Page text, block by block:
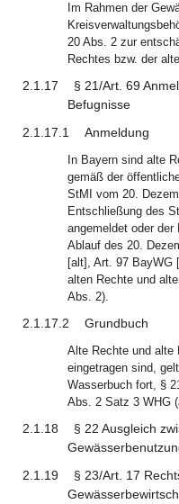
Im Rahmen der
20 Abs. 2 zur
Rechtes bzw. der
2.1.17
§ 21/Art. 69
Befugnisse
2.1.17.1
Anmeldung
In Bayern sind alte
gemäß der
StMI vom 20.
Entschließung des
angemeldet oder
Ablauf des 20.
[alt], Art. 97 BayWG
alten Rechte und
Abs. 2).
2.1.17.2 Grundbuch
Alte Rechte und alte
eingetragen sind,
Wasserbuch fort, §
Abs. 2 Satz 3 WHG
2.1.18
§ 22 Ausgleich
2.1.19
§ 23/Art. 17